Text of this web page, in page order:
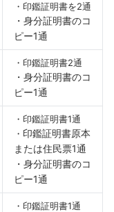
・印鑑証明書を2通
・身分証明書のコ
ピー1通
・印鑑証明書2通
・身分証明書のコ
ピー1通
・印鑑証明書1通
・ 印鑑証明書原本
または住民票1通
・身分証明書のコ
ピー1通
・印鑑証明書1通